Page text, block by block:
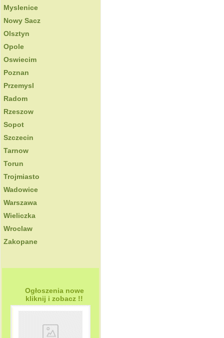
Myslenice
Nowy Sacz
Olsztyn
Opole
Oswiecim
Poznan
Przemysl
Radom
Rzeszow
Sopot
Szczecin
Tarnow
Torun
Trojmiasto
Wadowice
Warszawa
Wieliczka
Wroclaw
Zakopane
Ogłoszenia nowe
kliknij i zobacz !!